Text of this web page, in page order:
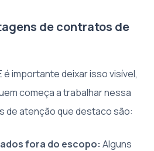
de contratos de
é importante deixar isso visível,
começa a trabalhar nessa
de atenção que destaco são:
fora do escopo: Alguns